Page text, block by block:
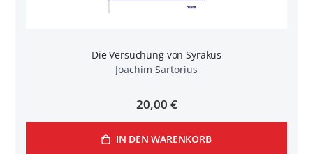
Die Versuchung von Syrakus
Joachim Sartorius
20,00 €
IN DEN WARENKORB